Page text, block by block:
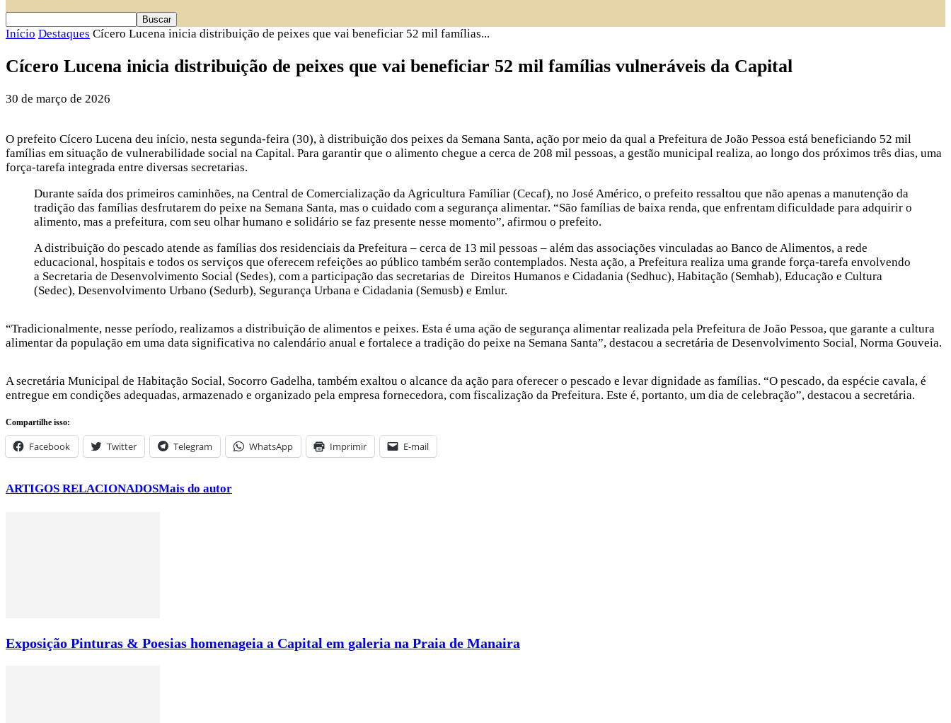
Início Destaques Cícero Lucena inicia distribuição de peixes que vai beneficiar 52 mil famílias...
Cícero Lucena inicia distribuição de peixes que vai beneficiar 52 mil famílias vulneráveis da Capital
30 de março de 2026
O prefeito Cícero Lucena deu início, nesta segunda-feira (30), à distribuição dos peixes da Semana Santa, ação por meio da qual a Prefeitura de João Pessoa está beneficiando 52 mil
famílias em situação de vulnerabilidade social na Capital. Para garantir que o alimento chegue a cerca de 208 mil pessoas, a gestão municipal realiza, ao longo dos próximos três dias, uma
força-tarefa integrada entre diversas secretarias.
Durante saída dos primeiros caminhões, na Central de Comercialização da Agricultura Famíliar (Cecaf), no José Américo, o prefeito ressaltou que não apenas a manutenção da
tradição das famílias desfrutarem do peixe na Semana Santa, mas o cuidado com a segurança alimentar. “São famílias de baixa renda, que enfrentam dificuldade para adquirir o
alimento, mas a prefeitura, com seu olhar humano e solidário se faz presente nesse momento”, afirmou o prefeito.
A distribuição do pescado atende as famílias dos residenciais da Prefeitura – cerca de 13 mil pessoas – além das associações vinculadas ao Banco de Alimentos, a rede
educacional, hospitais e todos os serviços que oferecem refeições ao público também serão contemplados. Nesta ação, a Prefeitura realiza uma grande força-tarefa envolvendo
a Secretaria de Desenvolvimento Social (Sedes), com a participação das secretarias de Direitos Humanos e Cidadania (Sedhuc), Habitação (Semhab), Educação e Cultura
(Sedec), Desenvolvimento Urbano (Sedurb), Segurança Urbana e Cidadania (Semusb) e Emlur.
“Tradicionalmente, nesse período, realizamos a distribuição de alimentos e peixes. Esta é uma ação de segurança alimentar realizada pela Prefeitura de João Pessoa, que garante a cultura
alimentar da população em uma data significativa no calendário anual e fortalece a tradição do peixe na Semana Santa”, destacou a secretária de Desenvolvimento Social, Norma Gouveia.
A secretária Municipal de Habitação Social, Socorro Gadelha, também exaltou o alcance da ação para oferecer o pescado e levar dignidade as famílias. “O pescado, da espécie cavala, é
entregue em condições adequadas, armazenado e organizado pela empresa fornecedora, com fiscalização da Prefeitura. Este é, portanto, um dia de celebração”, destacou a secretária.
Compartilhe isso:
Facebook Twitter Telegram WhatsApp Imprimir E-mail
ARTIGOS RELACIONADOSMais do autor
Exposição Pinturas & Poesias homenageia a Capital em galeria na Praia de Manaira